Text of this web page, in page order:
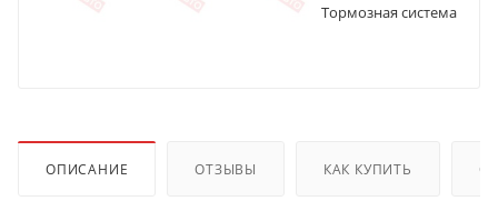
Тормозная система
ОПИСАНИЕ ОТЗЫВЫ КАК КУПИТЬ